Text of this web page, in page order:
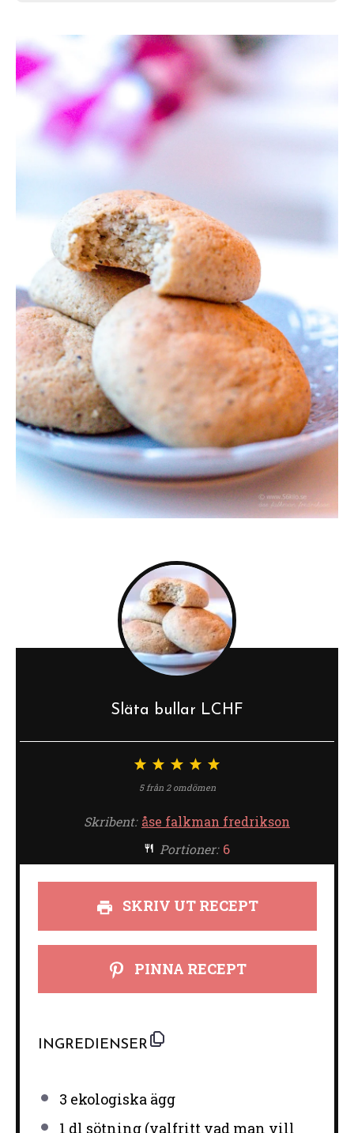
Släta bullar LCHF
5
4
stjärnor
3
stjärnor
2
stjärnor
1
stjärna
5från 2omdömen
Skribent: åse falkman fredrikson
Portioner: 6
SKRIV UT RECEPT
PINNA RECEPT
INGREDIENSER
3 ekologiska ägg
1 dl sötning (valfritt vad man vill